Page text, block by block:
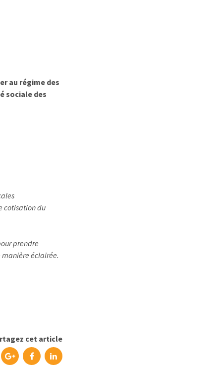
au régime des
sociale des
cotisation du
prendre
éclairée.
cet article